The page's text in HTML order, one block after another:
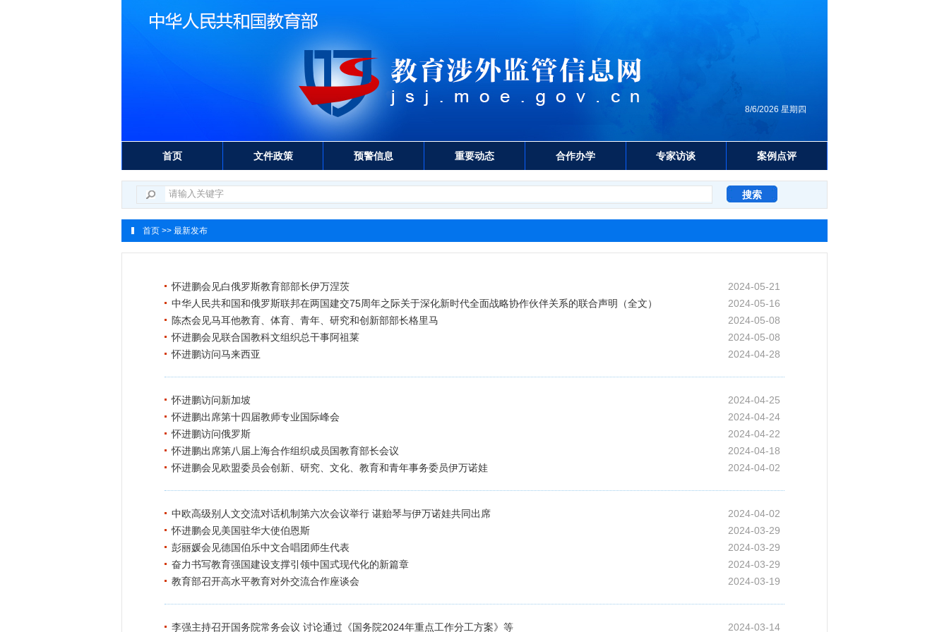
8/6/2026 星期四
首页 文件政策 预警信息 重要动态 合作办学 专家访谈 案例点评
首页 >> 最新发布
怀进鹏会见白俄罗斯教育部部长伊万涅茨
2024-05-21
中华人民共和国和俄罗斯联邦在两国建交75周年之际关于深化新时代全面战略协作伙伴关系的联合声明（全文）
2024-05-16
陈杰会见马耳他教育、体育、青年、研究和创新部部长格里马
2024-05-08
怀进鹏会见联合国教科文组织总干事阿祖莱
2024-05-08
怀进鹏访问马来西亚
2024-04-28
怀进鹏访问新加坡
2024-04-25
怀进鹏出席第十四届教师专业国际峰会
2024-04-24
怀进鹏访问俄罗斯
2024-04-22
怀进鹏出席第八届上海合作组织成员国教育部长会议
2024-04-18
怀进鹏会见欧盟委员会创新、研究、文化、教育和青年事务委员伊万诺娃
2024-04-02
中欧高级别人文交流对话机制第六次会议举行 谌贻琴与伊万诺娃共同出席
2024-04-02
怀进鹏会见美国驻华大使伯恩斯
2024-03-29
彭丽媛会见德国伯乐中文合唱团师生代表
2024-03-29
奋力书写教育强国建设支撑引领中国式现代化的新篇章
2024-03-29
教育部召开高水平教育对外交流合作座谈会
2024-03-19
李强主持召开国务院常务会议 讨论通过《国务院2024年重点工作分工方案》等 2024-03-14